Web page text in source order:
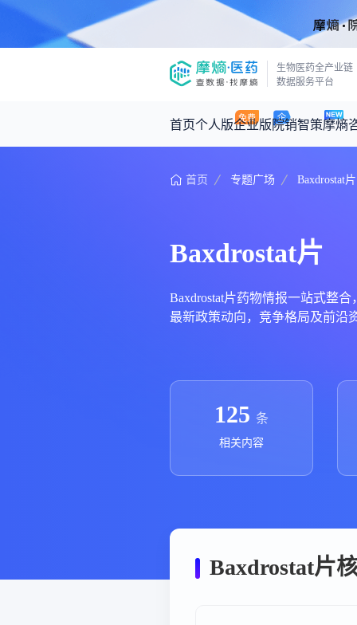
生物医药全产业链
数据服务平台
首页个人版企业版院销智策摩熵
咨询服务
产品立项评估及管线规划
投资决策与交易估值
摩熵原创
深度分析
投融资
时讯
数据中心
基于市场数据，为您提供全面的市场
政策法规
药品生产企业
王中健
首页 专题广场 Baxdrostat片
Baxdrostat片
Baxdrostat片药物情报一站式整
最新政策动向，竞争格局及前沿
125 条
相关内容
Baxdrostat片